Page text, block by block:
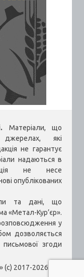
Матеріали, що
джерелах, які
не гарантує
надаються в
не несе
опублікованих
та дані, що
«Метал-Кур’єр».
у
дозволяється
згоди
(c) 2017-2026